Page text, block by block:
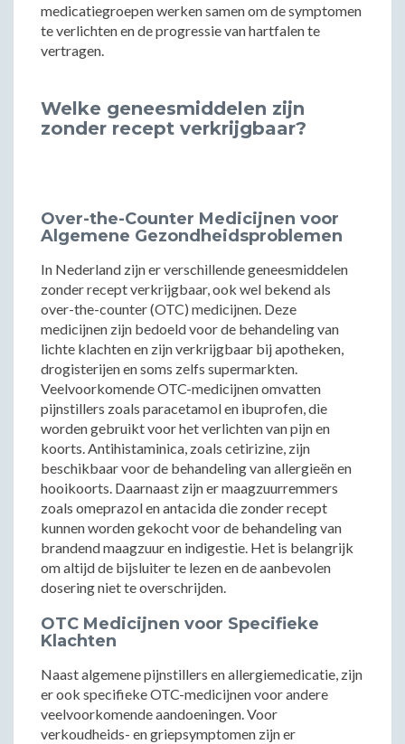
medicatiegroepen werken samen om de symptomen
te verlichten en de progressie van hartfalen te
vertragen.
Welke geneesmiddelen zijn
zonder recept verkrijgbaar?
Over-the-Counter Medicijnen voor
Algemene Gezondheidsproblemen
In Nederland zijn er verschillende geneesmiddelen
zonder recept verkrijgbaar, ook wel bekend als
over-the-counter (OTC) medicijnen. Deze
medicijnen zijn bedoeld voor de behandeling van
lichte klachten en zijn verkrijgbaar bij apotheken,
drogisterijen en soms zelfs supermarkten.
Veelvoorkomende OTC-medicijnen omvatten
pijnstillers zoals paracetamol en ibuprofen, die
worden gebruikt voor het verlichten van pijn en
koorts. Antihistaminica, zoals cetirizine, zijn
beschikbaar voor de behandeling van allergieën en
hooikoorts. Daarnaast zijn er maagzuurremmers
zoals omeprazol en antacida die zonder recept
kunnen worden gekocht voor de behandeling van
brandend maagzuur en indigestie. Het is belangrijk
om altijd de bijsluiter te lezen en de aanbevolen
dosering niet te overschrijden.
OTC Medicijnen voor Specifieke
Klachten
Naast algemene pijnstillers en allergiemedicatie, zijn
er ook specifieke OTC-medicijnen voor andere
veelvoorkomende aandoeningen. Voor
verkoudheids- en griepsymptomen zijn er